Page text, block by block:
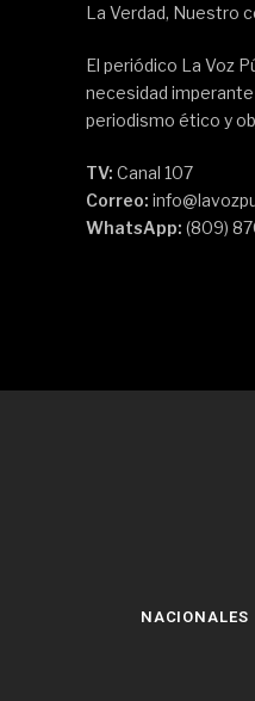
La Verdad, Nuestro
El periódico La Voz
necesidad
periodismo ético y
TV: Canal 107
Correo:
WhatsApp: (809)
NACIONALES